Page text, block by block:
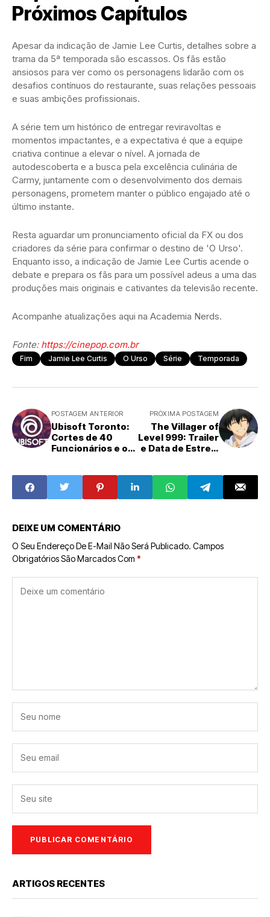
Próximos Capítulos
Apesar da indicação de Jamie Lee Curtis, detalhes sobre a
trama da 5ª temporada são escassos. Os fãs estão
ansiosos para ver como os personagens lidarão com os
desafios contínuos do restaurante, suas relações pessoais
e suas ambições profissionais.
A série tem um histórico de entregar reviravoltas e
momentos impactantes, e a expectativa é que a equipe
criativa continue a elevar o nível. A jornada de
autodescoberta e a busca pela excelência culinária de
Carmy, juntamente com o desenvolvimento dos demais
personagens, prometem manter o público engajado até o
último instante.
Resta aguardar um pronunciamento oficial da FX ou dos
criadores da série para confirmar o destino de 'O Urso'.
Enquanto isso, a indicação de Jamie Lee Curtis acende o
debate e prepara os fãs para um possível adeus a uma das
produções mais originais e cativantes da televisão recente.
Acompanhe atualizações aqui na Academia Nerds.
Fonte: https://cinepop.com.br
Fim Jamie Lee Curtis O Urso Série Temporada
POSTAGEM ANTERIOR
Ubisoft Toronto:
Cortes de 40
Funcionários e os
da Empresa
PRÓXIMA POSTAGEM
The Villager of
Level 999: Trailer
e Data de Estreia
Anime
DEIXE UM COMENTÁRIO
O Seu Endereço De E-Mail Não Será Publicado. Campos
Obrigatórios São Marcados Com *
ARTIGOS RECENTES